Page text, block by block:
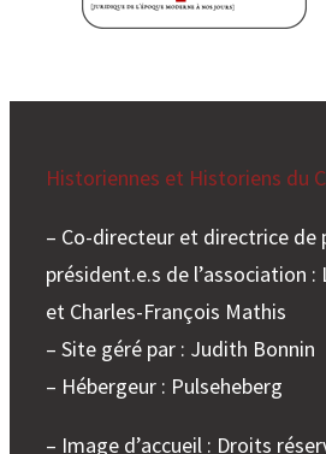
Historiennes et Historiens du
– Co-directeur et directrice de
président.e.s de l’association :
et Charles-François Mathis
– Site géré par : Judith Bonnin
– Hébergeur : Pulseheberg
– Image d’accueil : Droits